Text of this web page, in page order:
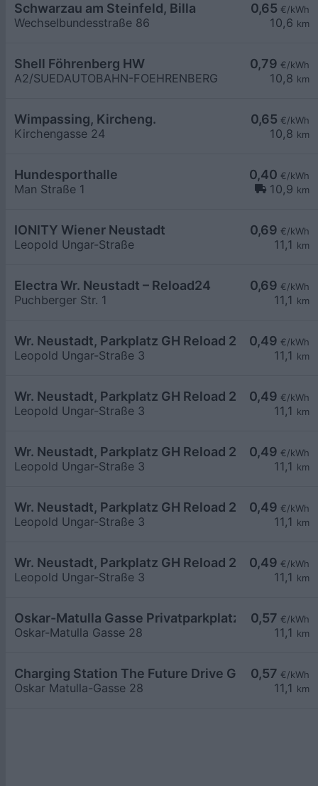
0,65 €/kWh
10,6 km
Schwarzau am Steinfeld, Billa
Wechselbundesstraße 86
0,79 €/kWh
10,8 km
Shell Föhrenberg HW
A2/SUEDAUTOBAHN-FOEHRENBERG
0,65 €/kWh
10,8 km
Wimpassing, Kircheng.
Kirchengasse 24
0,40 €/kWh
10,9 km
Hundesporthalle
Man Straße 1
0,69 €/kWh
11,1 km
IONITY Wiener Neustadt
Leopold Ungar-Straße
0,69 €/kWh
11,1 km
Electra Wr. Neustadt – Reload24
Puchberger Str. 1
0,49 €/kWh
11,1 km
Wr. Neustadt, Parkplatz GH Reload 24
Leopold Ungar-Straße 3
0,49 €/kWh
11,1 km
Wr. Neustadt, Parkplatz GH Reload 24
Leopold Ungar-Straße 3
0,49 €/kWh
11,1 km
Wr. Neustadt, Parkplatz GH Reload 24
Leopold Ungar-Straße 3
0,49 €/kWh
11,1 km
Wr. Neustadt, Parkplatz GH Reload 24
Leopold Ungar-Straße 3
0,49 €/kWh
11,1 km
Wr. Neustadt, Parkplatz GH Reload 24
Leopold Ungar-Straße 3
0,57 €/kWh
11,1 km
Oskar-Matulla Gasse Privatparkplatz
Oskar-Matulla Gasse 28
0,57 €/kWh
11,1 km
Charging Station The Future Drive GmbH AT
Oskar Matulla-Gasse 28